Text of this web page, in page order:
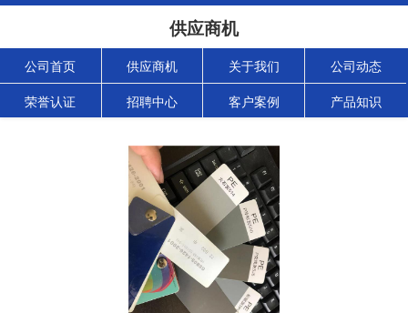
供应商机
公司首页 供应商机 关于我们 公司动态
荣誉认证 招聘中心 客户案例 产品知识